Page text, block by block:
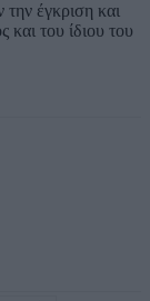
έγκριση και
του ίδιου του